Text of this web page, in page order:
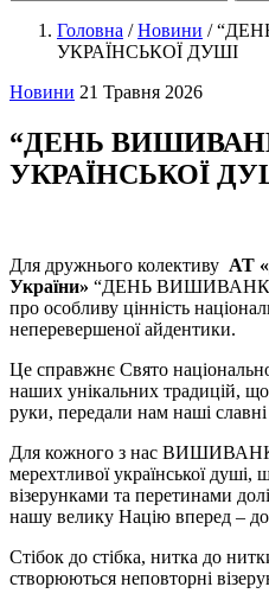
Головна /Новини /
УКРАЇНСЬКОЇ ДУШІ
Новини 21 Травня 2026
“ДЕНЬ
УКРАЇНСЬКОЇ
Для дружнього колективу АТ
України» “ДЕНЬ ВИШИВАНКИ”
про особливу цінність
неперевершеної айдентики.
Це справжнє Свято
наших унікальних традицій,
руки, передали нам наші
Для кожного з нас
мерехтливої української
візерунками та перетинами
нашу велику Націю вперед –
Стібок до стібка, нитка до
створюються неповторні